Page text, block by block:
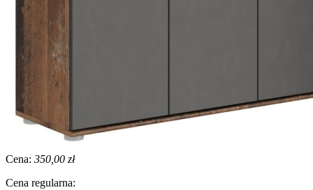
Cena: 350,00 zł
Cena regularna: